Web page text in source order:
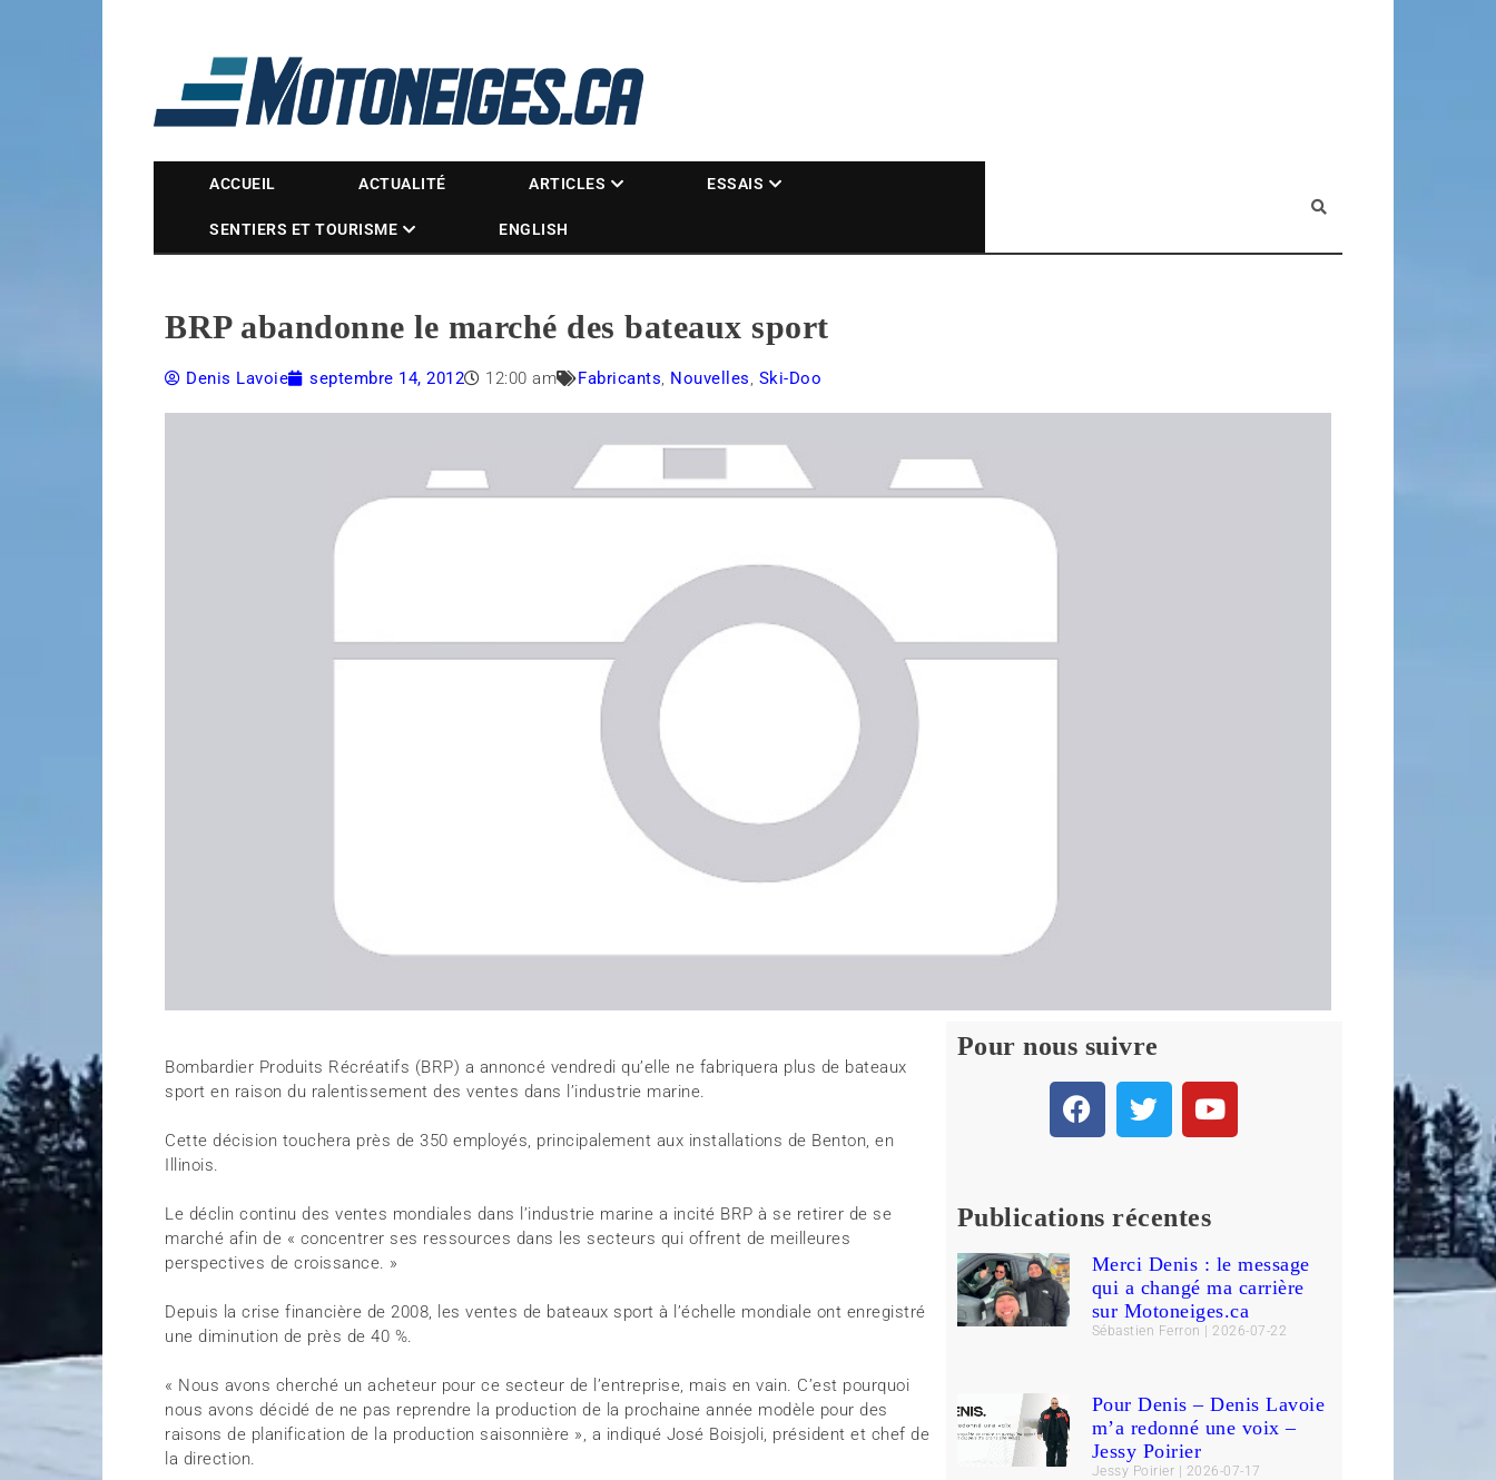
Magazine Motoneiges.ca
ACCUEIL ACTUALITÉ ARTICLES ESSAIS
SENTIERS ET TOURISME ENGLISH
BRP abandonne le marché des bateaux sport
Denis Lavoie septembre 14, 2012 12:00 am Fabricants, Nouvelles, Ski-Doo
Bombardier Produits Récréatifs (BRP) a annoncé vendredi qu’elle ne fabriquera plus de bateaux
sport en raison du ralentissement des ventes dans l’industrie marine.
Cette décision touchera près de 350 employés, principalement aux installations de Benton, en
Illinois.
Le déclin continu des ventes mondiales dans l’industrie marine a incité BRP à se retirer de se
marché afin de « concentrer ses ressources dans les secteurs qui offrent de meilleures
perspectives de croissance. »
Depuis la crise financière de 2008, les ventes de bateaux sport à l’échelle mondiale ont enregistré
une diminution de près de 40 %.
« Nous avons cherché un acheteur pour ce secteur de l’entreprise, mais en vain. C’est pourquoi
nous avons décidé de ne pas reprendre la production de la prochaine année modèle pour des
raisons de planification de la production saisonnière », a indiqué José Boisjoli, président et chef de
la direction.
Pour nous suivre
Publications récentes
Merci Denis : le message
qui a changé ma carrière
sur Motoneiges.ca
Sébastien Ferron 2026-07-22
Pour Denis – Denis Lavoie
m’a redonné une voix –
Jessy Poirier
Jessy Poirier 2026-07-17